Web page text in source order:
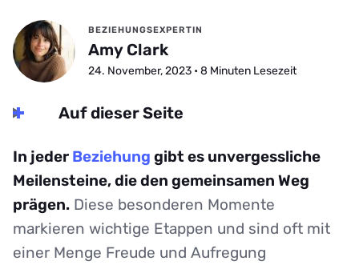
BEZIEHUNGSEXPERTIN
Amy Clark
24. November, 2023 • 8 Minuten Lesezeit
Auf dieser Seite
In jeder Beziehung gibt es unvergessliche
Meilensteine, die den gemeinsamen Weg
prägen. Diese besonderen Momente
markieren wichtige Etappen und sind oft mit
einer Menge Freude und Aufregung